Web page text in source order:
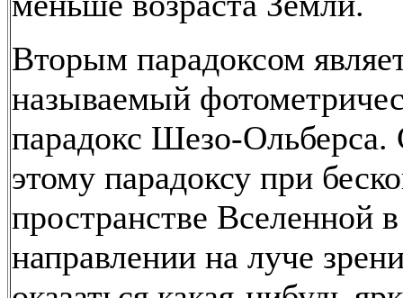
Вторым парадоксом
называемый
парадокс Шезо-Ольберса.
этому парадоксу при
пространстве Вселенной
направлении на луче